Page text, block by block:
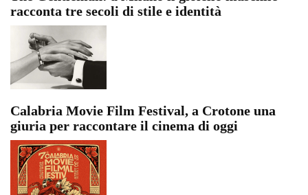
racconta tre secoli di stile e identità
Calabria Movie Film Festival, a Crotone una
giuria per raccontare il cinema di oggi